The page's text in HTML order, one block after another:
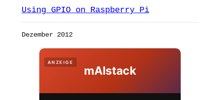
Using GPIO on Raspberry Pi
Dezember 2012
ANZEIGE
mAIstack